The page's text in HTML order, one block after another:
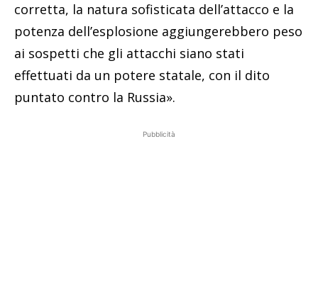
corretta, la natura sofisticata dell’attacco e la
potenza dell’esplosione aggiungerebbero peso
ai sospetti che gli attacchi siano stati
effettuati da un potere statale, con il dito
puntato contro la Russia».
Pubblicità